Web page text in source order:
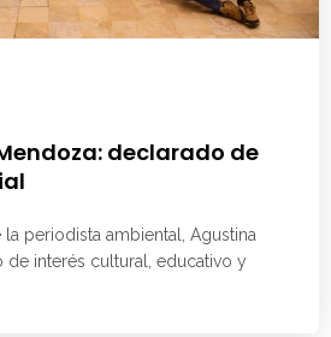
declarado de
periodista ambiental, Agustina
de interés cultural, educativo y